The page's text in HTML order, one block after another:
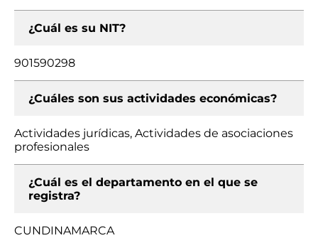
¿Cuál es su NIT?
901590298
¿Cuáles son sus actividades económicas?
Actividades jurídicas, Actividades de asociaciones
profesionales
¿Cuál es el departamento en el que se
registra?
CUNDINAMARCA